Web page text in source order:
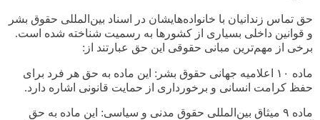
حق تماس زندانیان با خانواده‌هایشان در اسناد بین‌المللی حقوق بشر
و قوانین داخلی بسیاری از کشورها به رسمیت شناخته شده است.
برخی از مهم‌ترین مبانی حقوقی این حق عبارتند از :
ماده ۱۰
اعلامیه جهانی حقوق بشر: این ماده به حق هر فرد برای
حفظ کرامت انسانی و برخورداری از حمایت قانونی اشاره دارد.
ماده ۹ میثاق بین‌المللی حقوق مدنی و سیاسی: این ماده به حق